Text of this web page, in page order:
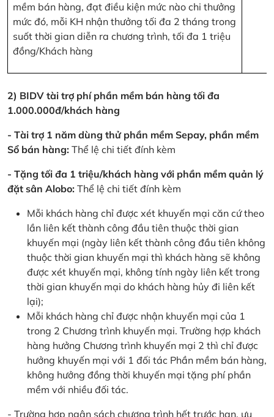
mềm bán hàng, đạt điều kiện mức nào chi thưởng
mức đó, mỗi KH nhận thưởng tối đa 2 tháng trong
suốt thời gian diễn ra chương trình, tối đa 1 triệu
đồng/Khách hàng
2) BIDV tài trợ phí phần mềm bán hàng tối đa
1.000.000đ/khách hàng
- Tài trợ 1 năm dùng thử phần mềm Sepay, phần mềm
Sổ bán hàng: Thể lệ chi tiết đính kèm
- Tặng tối đa 1 triệu/khách hàng với phần mềm quản lý
đặt sân Alobo: Thể lệ chi tiết đính kèm
Mỗi khách hàng chỉ được xét khuyến mại căn cứ theo
lần liên kết thành công đầu tiên thuộc thời gian
khuyến mại (ngày liên kết thành công đầu tiên không
thuộc thời gian khuyến mại thì khách hàng sẽ không
được xét khuyến mại, không tính ngày liên kết trong
thời gian khuyến mại do khách hàng hủy đi liên kết
lại);
Mỗi khách hàng chỉ được nhận khuyến mại của 1
trong 2 Chương trình khuyến mại. Trường hợp khách
hàng hưởng Chương trình khuyến mại 2 thì chỉ được
hưởng khuyến mại với 1 đối tác Phần mềm bán hàng,
không hưởng đồng thời khuyến mại tặng phí phần
mềm với nhiều đối tác.
- Trường hợp ngân sách chương trình hết trước hạn, ưu